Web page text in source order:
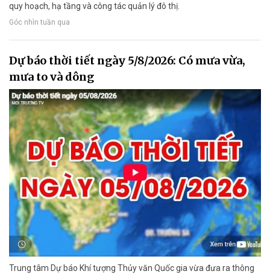
quy hoạch, hạ tầng và công tác quản lý đô thị.
Góc nhìn tuần qua
Dự báo thời tiết ngày 5/8/2026: Có mưa vừa,
mưa to và dông
Trung tâm Dự báo Khí tượng Thủy văn Quốc gia vừa đưa ra thông